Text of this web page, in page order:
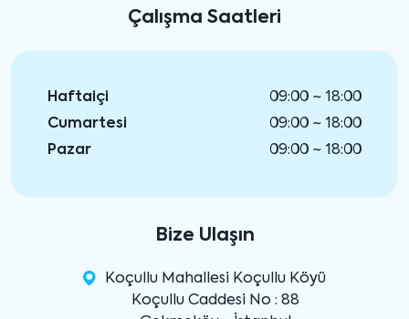
Çalışma Saatleri
Haftaiçi
09:00 ~ 18:00
Cumartesi
09:00 ~ 18:00
Pazar
09:00 ~ 18:00
Bize Ulaşın
Koçullu Mahallesi Koçullu Köyü
Koçullu Caddesi No : 88